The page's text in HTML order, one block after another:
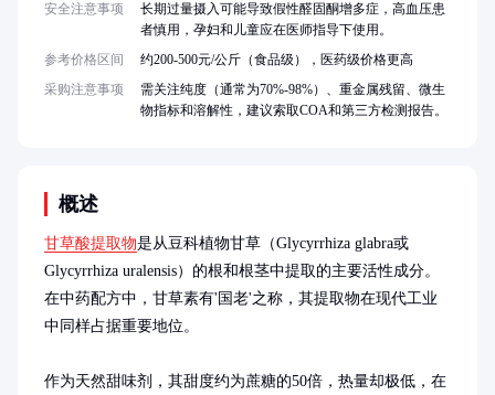
概述
甘草酸提取物是从豆科植物甘草（Glycyrrhiza glabra或
Glycyrrhiza uralensis）的根和根茎中提取的主要活性成分。
在中药配方中，甘草素有'国老'之称，其提取物在现代工业
中同样占据重要地位。
作为天然甜味剂，其甜度约为蔗糖的50倍，热量却极低，在
安全注意事项
长期过量摄入可能导致假性醛固酮增多症，高血压患
者慎用，孕妇和儿童应在医师指导下使用。
参考价格区间
约200-500元/公斤（食品级），医药级价格更高
采购注意事项
需关注纯度（通常为70%-98%）、重金属残留、微生
物指标和溶解性，建议索取COA和第三方检测报告。